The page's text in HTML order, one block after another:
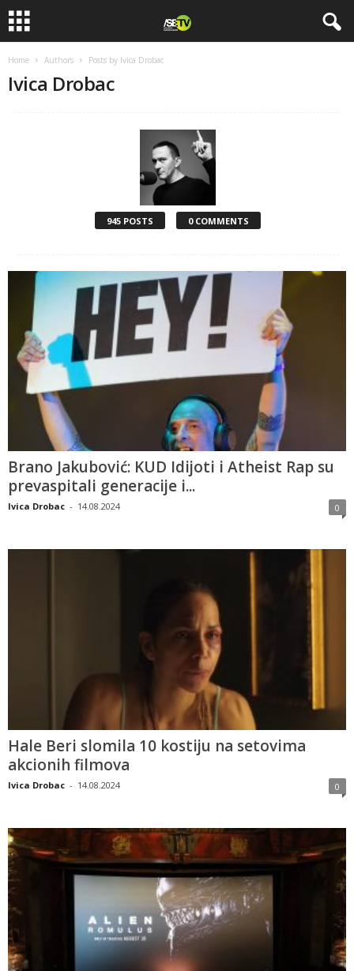
Home Authors Posts by Ivica Drobac
Ivica Drobac
945 POSTS 0 COMMENTS
Brano Jakubović: KUD Idijoti i Atheist Rap su
prevaspitali generacije i...
Ivica Drobac - 14.08.2024 0
Hale Beri slomila 10 kostiju na setovima
akcionih filmova
Ivica Drobac - 14.08.2024 0